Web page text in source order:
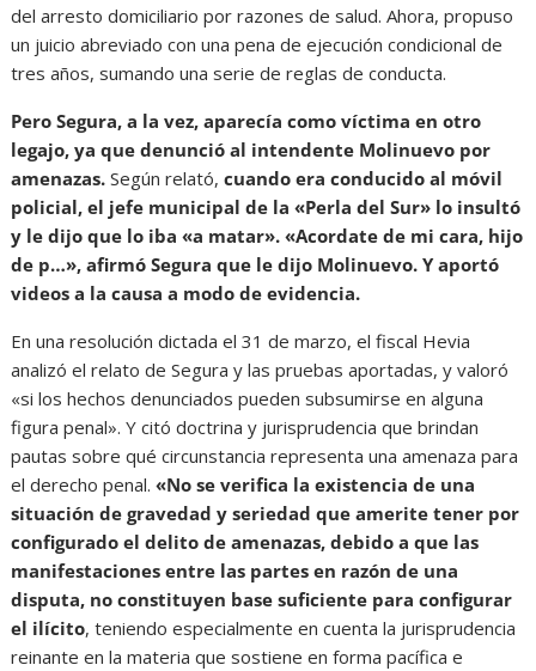
del arresto domiciliario por razones de salud. Ahora, propuso
un juicio abreviado con una pena de ejecución condicional de
tres años, sumando una serie de reglas de conducta.
Pero Segura, a la vez, aparecía como víctima en otro
legajo, ya que denunció al intendente Molinuevo por
amenazas. Según relató,cuando era conducido al móvil
policial, el jefe municipal de la «Perla del Sur» lo insultó
y le dijo que lo iba «a matar». «Acordate de mi cara, hijo
de p…», afirmó Segura que le dijo Molinuevo. Y aportó
videos a la causa a modo de evidencia.
En una resolución dictada el 31 de marzo, el fiscal Hevia
analizó el relato de Segura y las pruebas aportadas, y valoró
«si los hechos denunciados pueden subsumirse en alguna
figura penal». Y citó doctrina y jurisprudencia que brindan
pautas sobre qué circunstancia representa una amenaza para
el derecho penal.«No se verifica la existencia de una
situación de gravedad y seriedad que amerite tener por
configurado el delito de amenazas, debido a que las
manifestaciones entre las partes en razón de una
disputa, no constituyen base suficiente para configurar
el ilícito, teniendo especialmente en cuenta la jurisprudencia
reinante en la materia que sostiene en forma pacífica e